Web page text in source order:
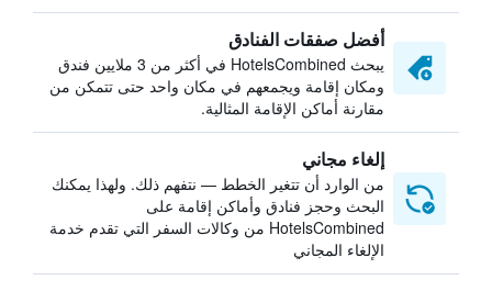
أفضل صفقات الفنادق
يبحث HotelsCombined في أكثر من 3 ملايين فندق
ومكان إقامة ويجمعهم في مكان واحد حتى تتمكن من
مقارنة أماكن الإقامة المثالية.
إلغاء مجاني
من الوارد أن تتغير الخطط — نتفهم ذلك. ولهذا يمكنك
البحث وحجز فنادق وأماكن إقامة على
HotelsCombined من وكالات السفر التي تقدم خدمة
الإلغاء المجاني